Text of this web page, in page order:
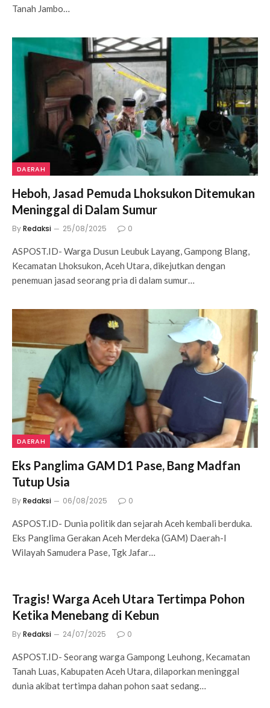
Tanah Jambo…
DAERAH
Heboh, Jasad Pemuda Lhoksukon Ditemukan
Meninggal di Dalam Sumur
ByRedaksi 25/08/2025 0
ASPOST.ID- Warga Dusun Leubuk Layang, Gampong Blang,
Kecamatan Lhoksukon, Aceh Utara, dikejutkan dengan
penemuan jasad seorang pria di dalam sumur…
DAERAH
Eks Panglima GAM D1 Pase, Bang Madfan
Tutup Usia
ByRedaksi 06/08/2025 0
ASPOST.ID- Dunia politik dan sejarah Aceh kembali berduka.
Eks Panglima Gerakan Aceh Merdeka (GAM) Daerah-I
Wilayah Samudera Pase, Tgk Jafar…
Tragis! Warga Aceh Utara Tertimpa Pohon
Ketika Menebang di Kebun
ByRedaksi 24/07/2025 0
ASPOST.ID- Seorang warga Gampong Leuhong, Kecamatan
Tanah Luas, Kabupaten Aceh Utara, dilaporkan meninggal
dunia akibat tertimpa dahan pohon saat sedang…